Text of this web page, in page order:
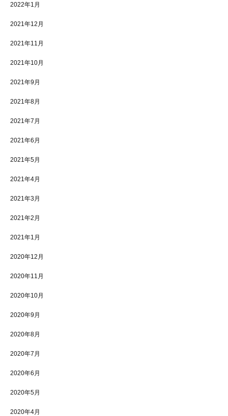
2022年1月
2021年12月
2021年11月
2021年10月
2021年9月
2021年8月
2021年7月
2021年6月
2021年5月
2021年4月
2021年3月
2021年2月
2021年1月
2020年12月
2020年11月
2020年10月
2020年9月
2020年8月
2020年7月
2020年6月
2020年5月
2020年4月